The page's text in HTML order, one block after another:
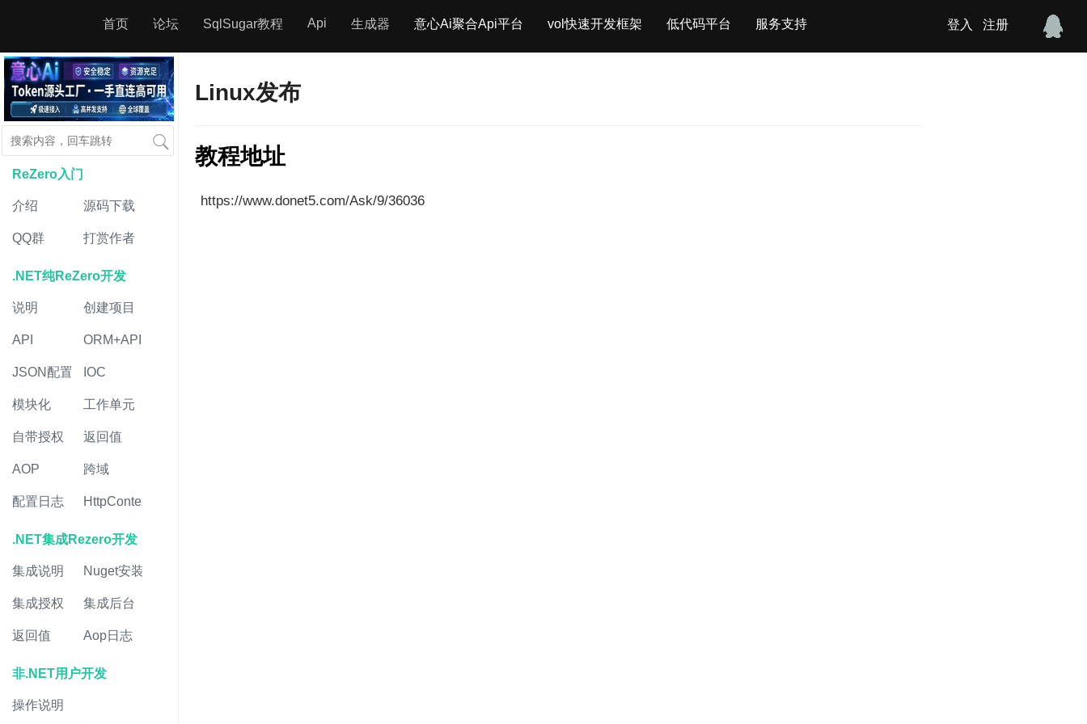
首页 论坛 SqlSugar教程 Api 生成器 意心Ai聚合Api平台 vol快速开发框架 低代码平台 服务支持 登入 注册
ReZero入门
介绍 源码下载
QQ群 打赏作者
.NET纯ReZero开发
说明 创建项目
API ORM+API
JSON配置 IOC
模块化 工作单元
自带授权 返回值
AOP 跨域
配置日志 HttpContext
.NET集成Rezero开发
集成说明 Nuget安装
集成授权 集成后台
返回值 Aop日志
非.NET用户开发
操作说明
Linux发布
教程地址
https://www.donet5.com/Ask/9/36036